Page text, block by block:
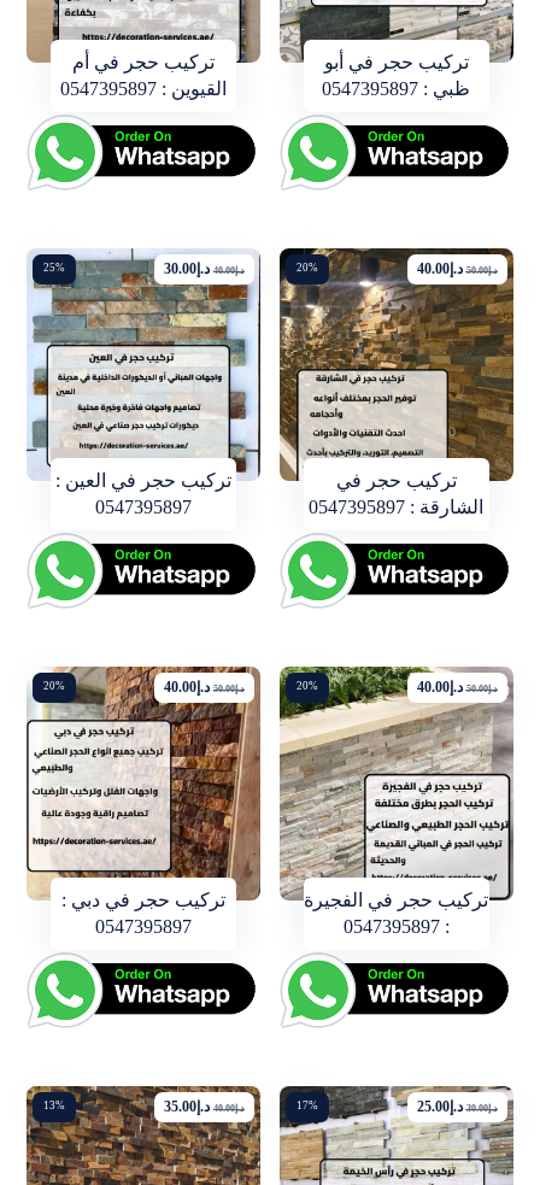
تركيب حجر في أبو
ظبي : 0547395897
تركيب حجر في أم
القيوين : 0547395897
20%
تركيب حجر في
الشارقة : 0547395897
د.إ50.00 د.إ40.00
25%
تركيب حجر في العين :
0547395897
د.إ40.00 د.إ30.00
20%
تركيب حجر في الفجيرة
: 0547395897
د.إ50.00 د.إ40.00
20%
تركيب حجر في دبي :
0547395897
د.إ50.00 د.إ40.00
17% د.إ30.00 د.إ25.00
13% د.إ40.00 د.إ35.00